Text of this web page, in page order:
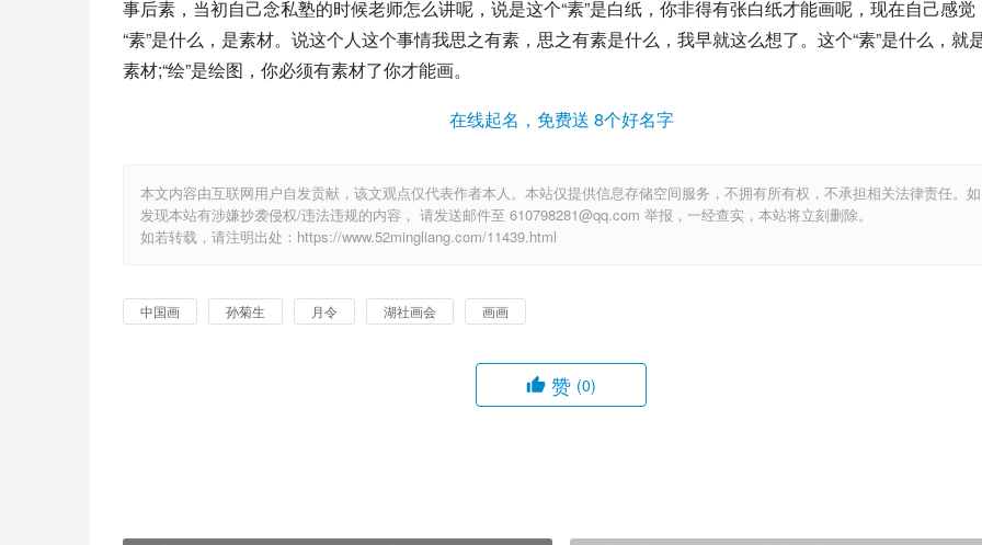
事后素，当初自己念私塾的时候老师怎么讲呢，说是这个“素”是白纸，你非得有张白纸才能画呢，现在自己感觉
“素”是什么，是素材。说这个人这个事情我思之有素，思之有素是什么，我早就这么想了。这个“素”是什么，就
素材;“绘”是绘图，你必须有素材了你才能画。
在线起名，免费送 8个好名字
本文内容由互联网用户自发贡献，该文观点仅代表作者本人。本站仅提供信息存储空间服务，不拥有所有权，不承担相关法律责任。如
发现本站有涉嫌抄袭侵权/违法违规的内容， 请发送邮件至 610798281@qq.com 举报，一经查实，本站将立刻删除。
如若转载，请注明出处：https://www.52mingliang.com/11439.html
中国画 孙菊生 月令 湖社画会 画画
赞 (0)